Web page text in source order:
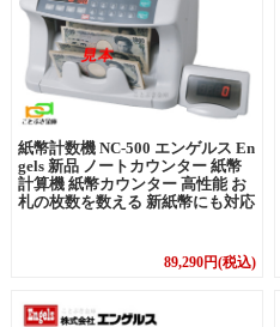
紙幣計数機 NC-500 エンゲルス En
gels 新品 ノートカウンター 紙幣
計算機 紙幣カウンター 高性能 お
札の枚数を数える 新紙幣にも対応
89,290円(税込)